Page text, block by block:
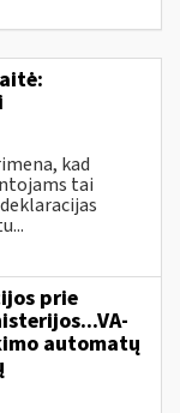
kad
tai
prie
automatų